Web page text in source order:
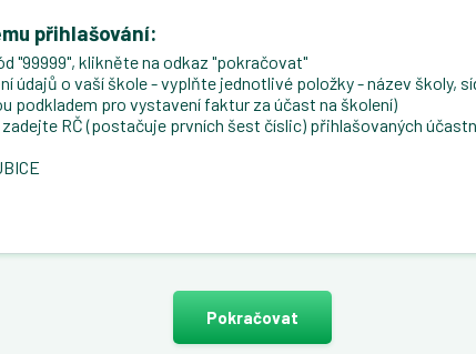
přihlašování:
"99999", klikněte na odkaz "pokračovat"
údajů o vaší škole - vyplňte jednotlivé položky - název školy,
podkladem pro vystavení faktur za účast na školení)
RČ (postačuje prvních šest číslic) přihlašovaných
Pokračovat